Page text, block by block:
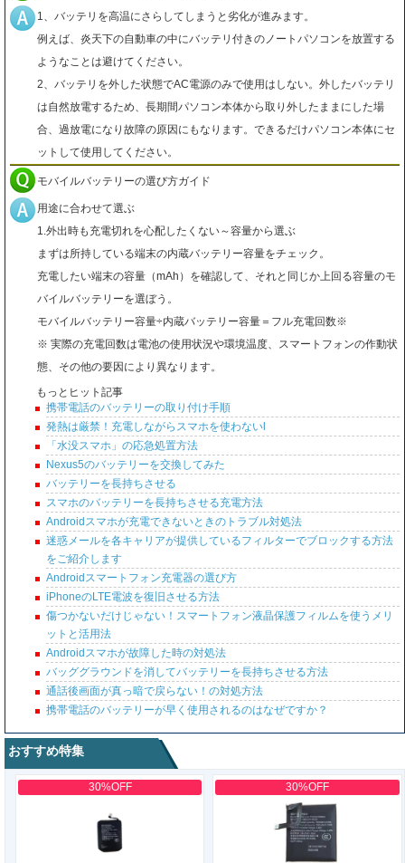
1、バッテリを高温にさらしてしまうと劣化が進みます。
例えば、炎天下の自動車の中にバッテリ付きのノートパソコンを放置する
ようなことは避けてください。
2、バッテリを外した状態でAC電源のみで使用はしない。外したバッテリ
は自然放電するため、長期間パソコン本体から取り外したままにした場
合、過放電になり故障の原因にもなります。できるだけパソコン本体にセ
ットして使用してください。
モバイルバッテリーの選び方ガイド
用途に合わせて選ぶ
1.外出時も充電切れを心配したくない～容量から選ぶ
まずは所持している端末の内蔵バッテリー容量をチェック。
充電したい端末の容量（mAh）を確認して、それと同じか上回る容量のモ
バイルバッテリーを選ぼう。
モバイルバッテリー容量÷内蔵バッテリー容量＝フル充電回数※
※ 実際の充電回数は電池の使用状況や環境温度、スマートフォンの作動状
態、その他の要因により異なります。
もっとヒット記事
携帯電話のバッテリーの取り付け手順
発熱は厳禁！充電しながらスマホを使わないl
「水没スマホ」の応急処置方法
Nexus5のバッテリーを交換してみた
バッテリーを長持ちさせる
スマホのバッテリーを長持ちさせる充電方法
Androidスマホが充電できないときのトラブル対処法
迷惑メールを各キャリアが提供しているフィルターでブロックする方法
をご紹介します
Androidスマートフォン充電器の選び方
iPhoneのLTE電波を復旧させる方法
傷つかないだけじゃない！スマートフォン液晶保護フィルムを使うメリ
ットと活用法
Androidスマホが故障した時の対処法
バッググラウンドを消してバッテリーを長持ちさせる方法
通話後画面が真っ暗で戻らない！の対処方法
携帯電話のバッテリーが早く使用されるのはなぜですか？
おすすめ特集
30%OFF 30%OFF